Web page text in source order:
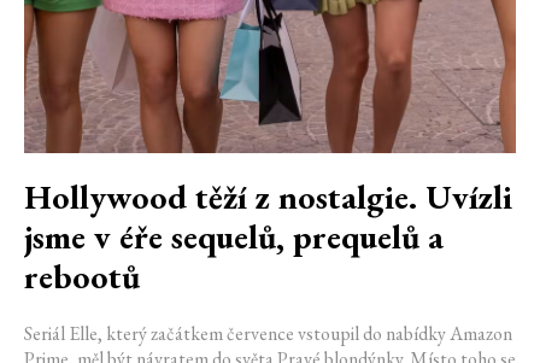
Hollywood těží z nostalgie. Uvízli
jsme v éře sequelů, prequelů a
rebootů
Seriál Elle, který začátkem července vstoupil do nabídky Amazon